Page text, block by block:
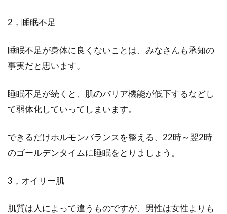
2，睡眠不足
睡眠不足が身体に良くないことは、みなさんも承知の
事実だと思います。
睡眠不足が続くと、肌のバリア機能が低下するなどし
て弱体化していってしまいます。
できるだけホルモンバランスを整える、22時～翌2時
のゴールデンタイムに睡眠をとりましょう。
3，オイリー肌
肌質は人によって違うものですが、男性は女性よりも